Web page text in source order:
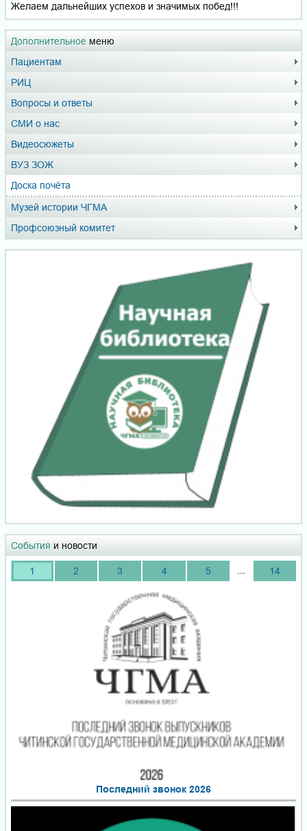
Дополнительное меню
Пациентам
РИЦ
Вопросы и ответы
СМИ о нас
Видеосюжеты
ВУЗ ЗОЖ
Доска почёта
Музей истории ЧГМА
Профсоюзный комитет
События и новости
1 2 3 4 5 14
Последний звонок 2026
Желаем дальнейших успехов и значимых побед!!!